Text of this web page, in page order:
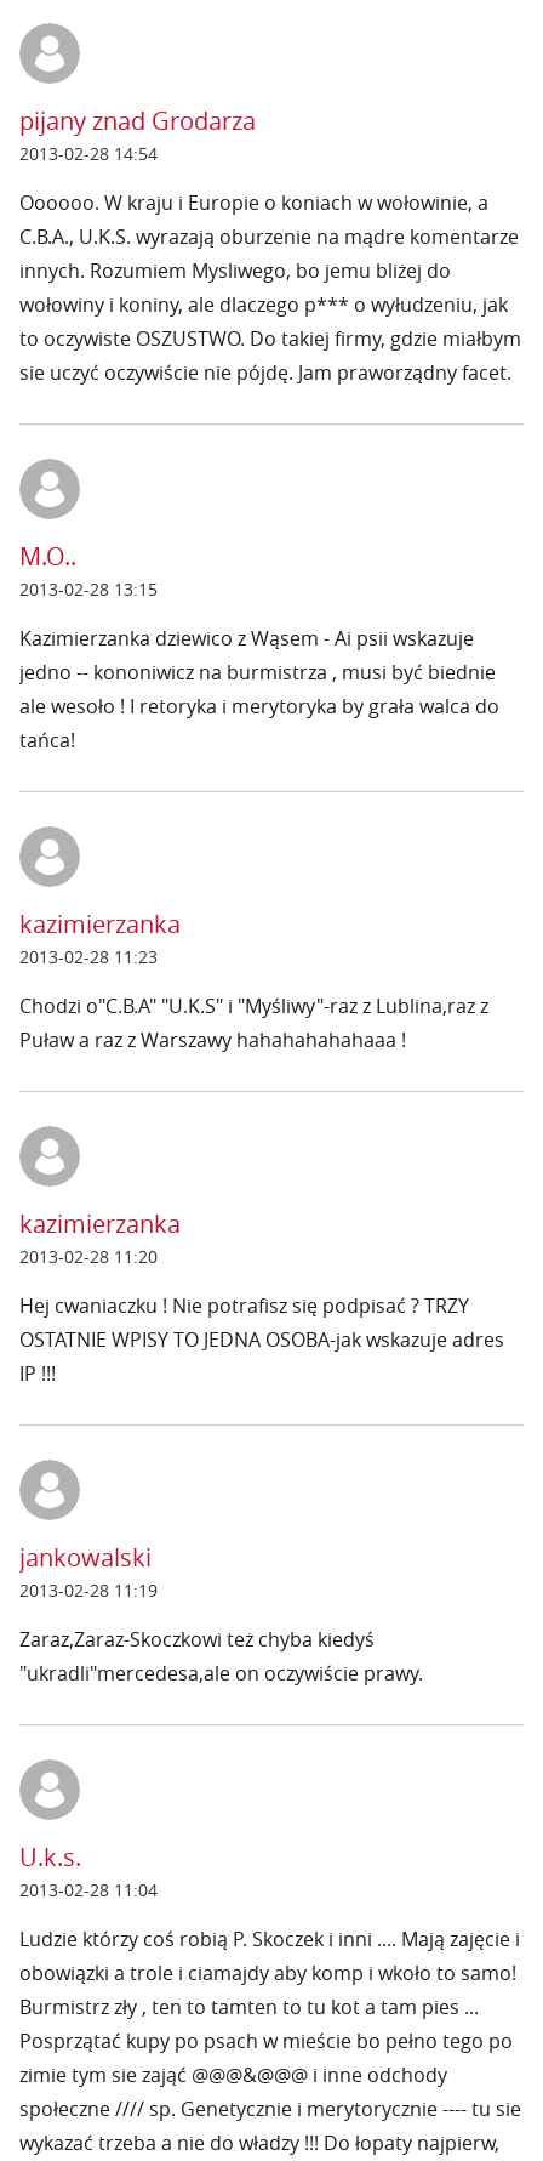
pijany znad Grodarza
2013-02-28 14:54
Oooooo. W kraju i Europie o koniach w wołowinie, a
C.B.A., U.K.S. wyrazają oburzenie na mądre komentarze
innych. Rozumiem Mysliwego, bo jemu bliżej do
wołowiny i koniny, ale dlaczego p*** o wyłudzeniu, jak
to oczywiste OSZUSTWO. Do takiej firmy, gdzie miałbym
sie uczyć oczywiście nie pójdę. Jam praworządny facet.
M.O..
2013-02-28 13:15
Kazimierzanka dziewico z Wąsem - Ai psii wskazuje
jedno -- kononiwicz na burmistrza , musi być biednie
ale wesoło ! I retoryka i merytoryka by grała walca do
tańca!
kazimierzanka
2013-02-28 11:23
Chodzi o"C.B.A" "U.K.S" i "Myśliwy"-raz z Lublina,raz z
Puław a raz z Warszawy hahahahahahaaa !
kazimierzanka
2013-02-28 11:20
Hej cwaniaczku ! Nie potrafisz się podpisać ? TRZY
OSTATNIE WPISY TO JEDNA OSOBA-jak wskazuje adres
IP !!!
jankowalski
2013-02-28 11:19
Zaraz,Zaraz-Skoczkowi też chyba kiedyś
"ukradli"mercedesa,ale on oczywiście prawy.
U.k.s.
2013-02-28 11:04
Ludzie którzy coś robią P. Skoczek i inni .... Mają zajęcie i
obowiązki a trole i ciamajdy aby komp i wkoło to samo!
Burmistrz zły , ten to tamten to tu kot a tam pies ...
Posprzątać kupy po psach w mieście bo pełno tego po
zimie tym sie zająć @@@&@@@ i inne odchody
społeczne //// sp. Genetycznie i merytorycznie ---- tu sie
wykazać trzeba a nie do władzy !!! Do łopaty najpierw,